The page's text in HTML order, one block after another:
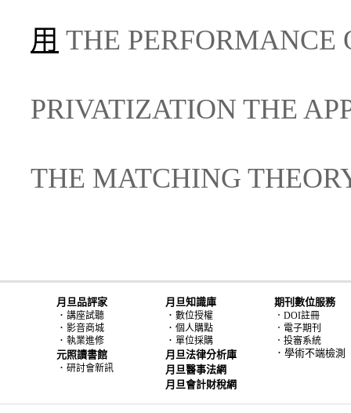
用 THE PERFORMANCE
PRIVATIZATION THE
THE MATCHING
月旦品評家
． 講座試聽
． 影音商城
． 執業進修
元照讀書館
． 研討會新訊
月旦知識庫
． 數位授權
． 個人購點
． 單位採購
月旦法律分析庫
月旦醫事法網
月旦會計財稅網
期刊數位服務
．DOI註冊
．電子期刊
．投審系統
．學術不端檢測